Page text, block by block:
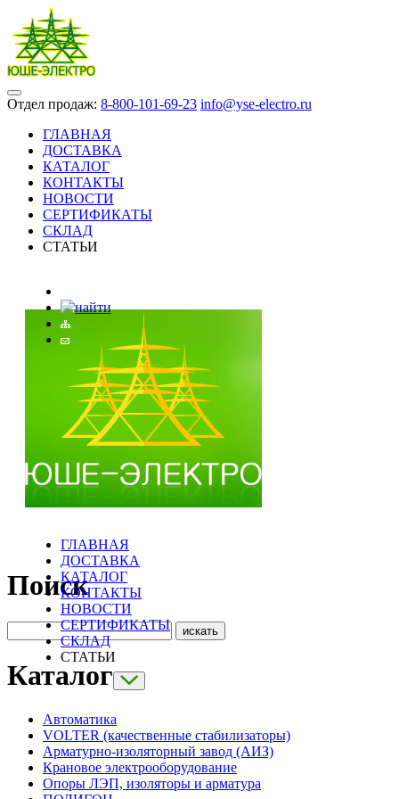
Отдел продаж: 8-800-101-69-23 info@yse-electro.ru
ГЛАВНАЯ
ДОСТАВКА
КАТАЛОГ
КОНТАКТЫ
НОВОСТИ
СЕРТИФИКАТЫ
СКЛАД
СТАТЬИ
ГЛАВНАЯ
ДОСТАВКА
КАТАЛОГ
КОНТАКТЫ
НОВОСТИ
СЕРТИФИКАТЫ
СКЛАД
СТАТЬИ
Поиск
Каталог
Автоматика
VOLTER (качественные стабилизаторы)
Арматурно-изоляторный завод (АИЗ)
Крановое электрооборудование
Опоры ЛЭП, изоляторы и арматура